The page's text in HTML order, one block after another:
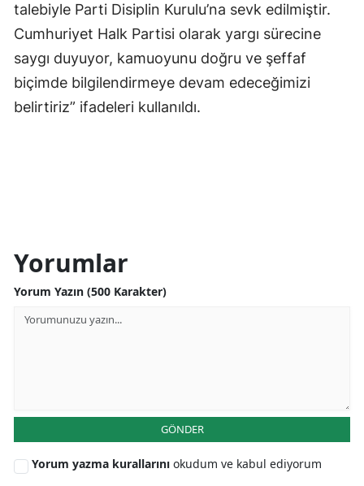
talebiyle Parti Disiplin Kurulu’na sevk edilmiştir.
Cumhuriyet Halk Partisi olarak yargı sürecine
saygı duyuyor, kamuoyunu doğru ve şeffaf
biçimde bilgilendirmeye devam edeceğimizi
belirtiriz” ifadeleri kullanıldı.
Yorumlar
Yorum Yazın (500 Karakter)
GÖNDER
Yorum yazma kurallarını okudum ve kabul ediyorum